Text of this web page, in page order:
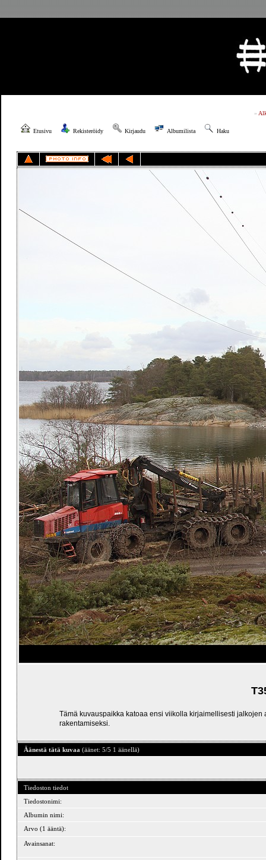
»
Etusivu Rekisteröidy Kirjaudu Albumilista Haku
Tämä kuvauspaikka katoaa ensi viikolla kirjaimellisesti
rakentamiseksi.
Äänestä tätä kuvaa (äänet: 5/5 1 äänellä)
Tiedoston tiedot
Tiedostonimi:
Albumin nimi:
Arvo (1 ääntä):
Avainsanat: